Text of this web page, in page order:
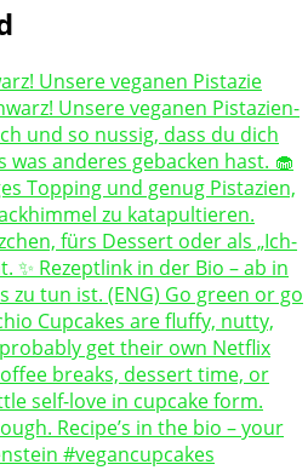
Unsere veganen Pistazie